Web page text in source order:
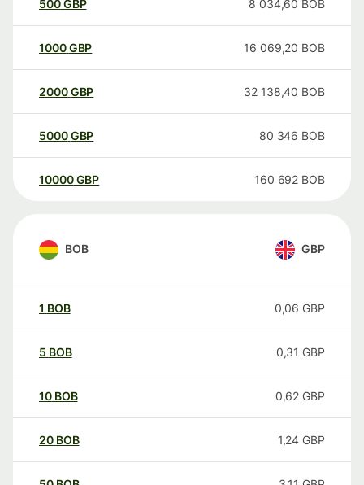
500GBP 8 034,60 BOB
1000GBP 16 069,20 BOB
2000GBP 32 138,40 BOB
5000GBP 80 346 BOB
10000 GBP 160 692 BOB
BOB GBP
1 BOB 0,06 GBP
5 BOB 0,31 GBP
10 BOB 0,62 GBP
20 BOB 1,24 GBP